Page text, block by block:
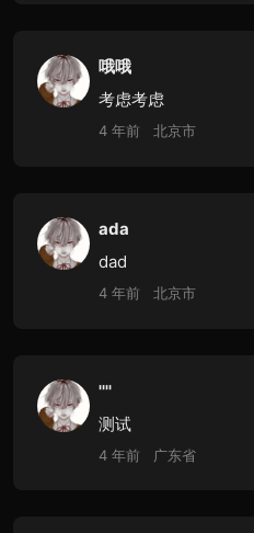
哦哦
考虑考虑
4 年前 北京市
ada
dad
4 年前 北京市
''''
测试
4 年前 广东省